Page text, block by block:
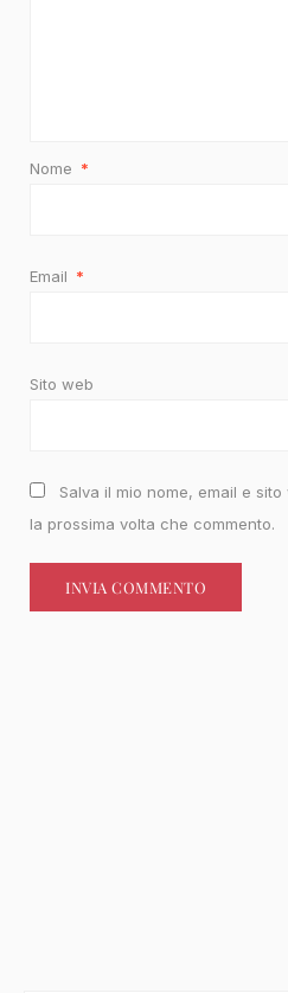
Nome *
Email *
Sito web
Salva il mio nome, email e
la prossima volta che commento.